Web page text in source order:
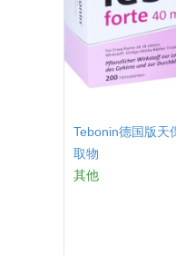
Tebonin德国版天
取物
其他